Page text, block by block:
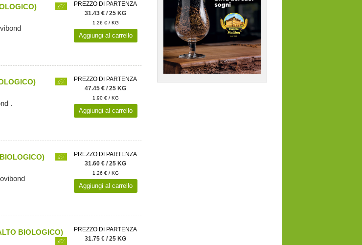
PREZZO DI PARTENZA
31.43 € / 25 KG
1.26 € / KG
Aggiungi al carrello
.
PREZZO DI PARTENZA
47.45 € / 25 KG
1.90 € / KG
Aggiungi al carrello
PREZZO DI PARTENZA
31.60 € / 25 KG
1.26 € / KG
Aggiungi al carrello
BIOLOGICO)
PREZZO DI PARTENZA
31.75 € / 25 KG